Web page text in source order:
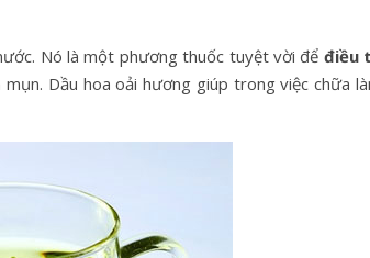
Nó là một phương thuốc tuyệt vời để điều
Dầu hoa oải hương giúp trong việc chữa